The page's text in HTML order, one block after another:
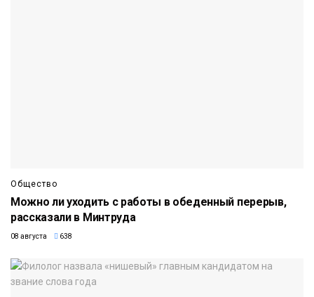
Общество
Можно ли уходить с работы в обеденный перерыв,
рассказали в Минтруда
08 августа 638